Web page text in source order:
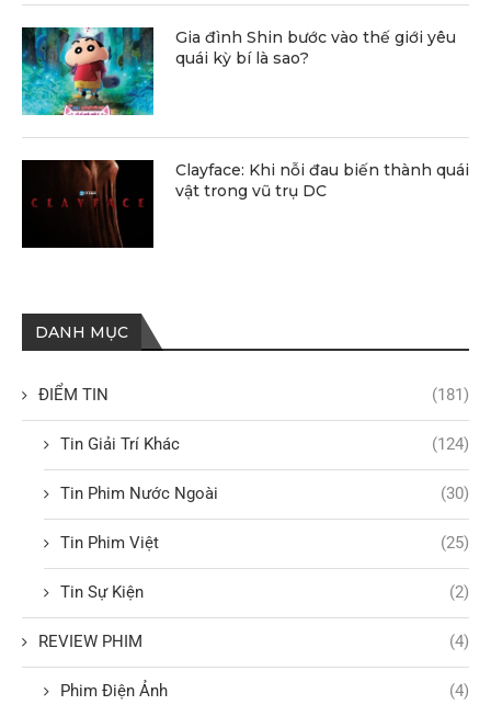
Gia đình Shin bước vào thế giới yêu
quái kỳ bí là sao?
Clayface: Khi nỗi đau biến thành quái
vật trong vũ trụ DC
DANH MỤC
ĐIỂM TIN (181)
Tin Giải Trí Khác (124)
Tin Phim Nước Ngoài (30)
Tin Phim Việt (25)
Tin Sự Kiện (2)
REVIEW PHIM (4)
Phim Điện Ảnh (4)